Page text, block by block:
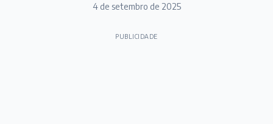
4 de setembro de 2025
PUBLICIDADE